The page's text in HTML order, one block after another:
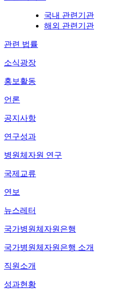
국내 관련기관
해외 관련기관
관련 법률
소식광장
홍보활동
언론
공지사항
연구성과
병원체자원 연구
국제교류
연보
뉴스레터
국가병원체자원은행
국가병원체자원은행 소개
직원소개
성과현황